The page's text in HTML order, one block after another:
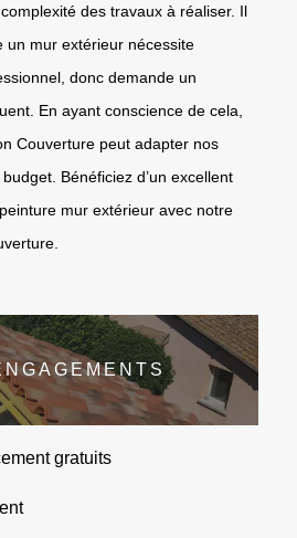
des travaux à réaliser. Il
un mur extérieur nécessite
donc demande un
En ayant conscience de cela,
Couverture peut adapter nos
Bénéficiez d’un excellent
mur extérieur avec notre
gratuits